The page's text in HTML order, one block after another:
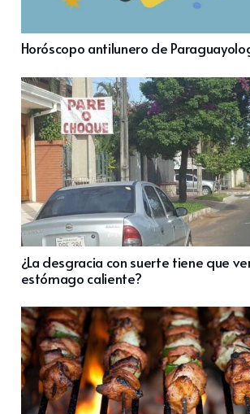
Horóscopo antilunero de
¿La desgracia con suerte tiene que
estómago caliente?